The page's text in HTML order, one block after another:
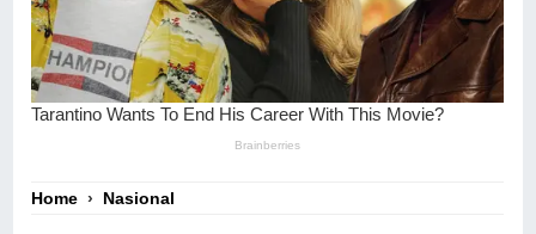
Home › Nasional